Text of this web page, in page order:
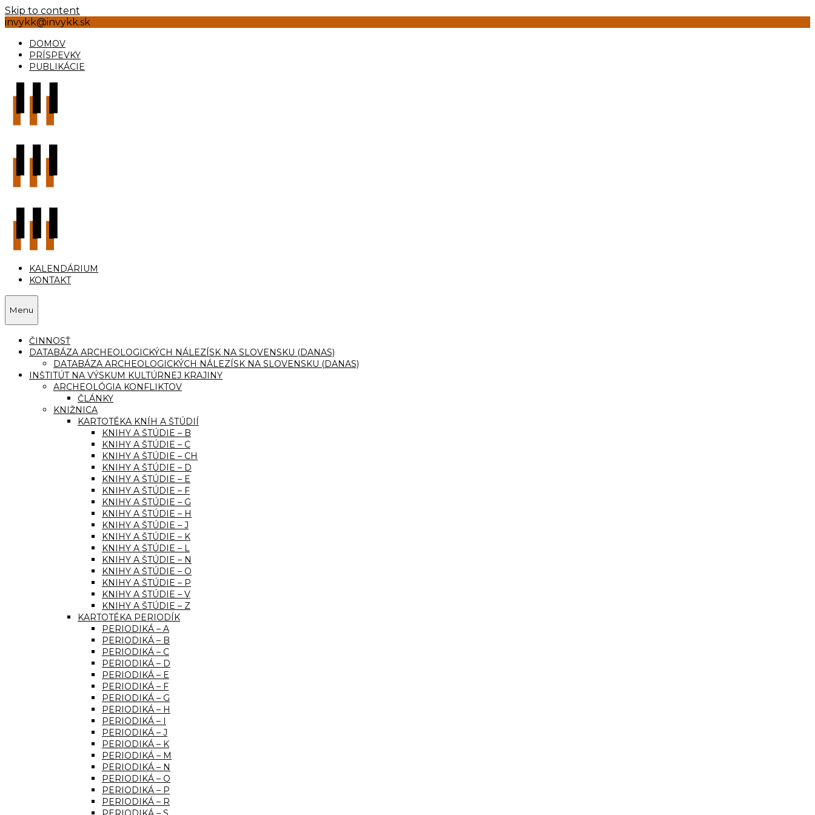
Skip to content
invykk@invykk.sk
DOMOV
PRÍSPEVKY
PUBLIKÁCIE
KALENDÁRIUM
KONTAKT
Menu
ČINNOSŤ
DATABÁZA ARCHEOLOGICKÝCH NÁLEZÍSK NA SLOVENSKU (DANAS)
DATABÁZA ARCHEOLOGICKÝCH NÁLEZÍSK NA SLOVENSKU (DANAS)
INŠTITÚT NA VÝSKUM KULTÚRNEJ KRAJINY
ARCHEOLÓGIA KONFLIKTOV
ČLÁNKY
KNIŽNICA
KARTOTÉKA KNÍH A ŠTÚDIÍ
KNIHY A ŠTÚDIE – B
KNIHY A ŠTÚDIE – C
KNIHY A ŠTÚDIE – CH
KNIHY A ŠTÚDIE – D
KNIHY A ŠTÚDIE – E
KNIHY A ŠTÚDIE – F
KNIHY A ŠTÚDIE – G
KNIHY A ŠTÚDIE – H
KNIHY A ŠTÚDIE – J
KNIHY A ŠTÚDIE – K
KNIHY A ŠTÚDIE – L
KNIHY A ŠTÚDIE – N
KNIHY A ŠTÚDIE – O
KNIHY A ŠTÚDIE – P
KNIHY A ŠTÚDIE – V
KNIHY A ŠTÚDIE – Z
KARTOTÉKA PERIODÍK
PERIODIKÁ – A
PERIODIKÁ – B
PERIODIKÁ – C
PERIODIKÁ – D
PERIODIKÁ – E
PERIODIKÁ – F
PERIODIKÁ – G
PERIODIKÁ – H
PERIODIKÁ – I
PERIODIKÁ – J
PERIODIKÁ – K
PERIODIKÁ – M
PERIODIKÁ – N
PERIODIKÁ – O
PERIODIKÁ – P
PERIODIKÁ – R